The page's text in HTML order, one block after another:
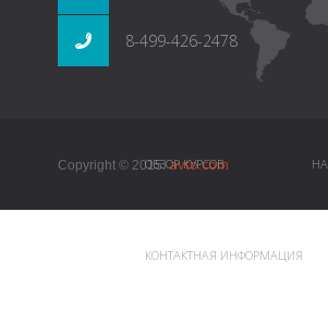
8-499-426-2478
Copyright © 2015.avto.com
ОБЗОР КУРСОВ
КОНТАКТНАЯ ИНФОРМАЦИЯ